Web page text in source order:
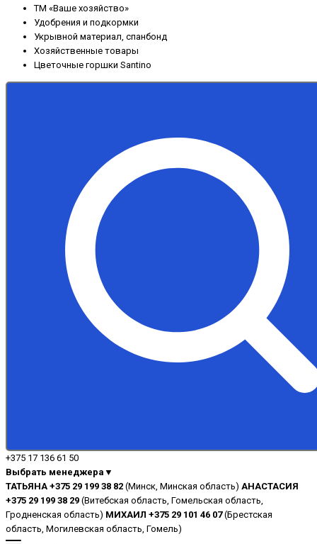
ТМ «Ваше хозяйство»
Удобрения и подкормки
Укрывной материал, спанбонд
Хозяйственные товары
Цветочные горшки Santino
+375 17 136 61 50
Выбрать менеджера▼
ТАТЬЯНА +375 29 199 38 82 (Минск, Минская область) АНАСТАСИЯ
+375 29 199 38 29 (Витебская область, Гомельская область,
Гродненская область) МИХАИЛ +375 29 101 46 07(Брестская
область, Могилевская область, Гомель)